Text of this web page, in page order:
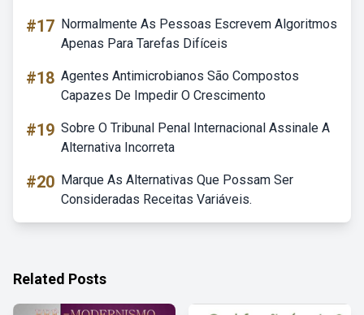
#17 Normalmente As Pessoas Escrevem Algoritmos
Apenas Para Tarefas Difíceis
#18 Agentes Antimicrobianos São Compostos
Capazes De Impedir O Crescimento
#19 Sobre O Tribunal Penal Internacional Assinale A
Alternativa Incorreta
#20 Marque As Alternativas Que Possam Ser
Consideradas Receitas Variáveis.
Related Posts